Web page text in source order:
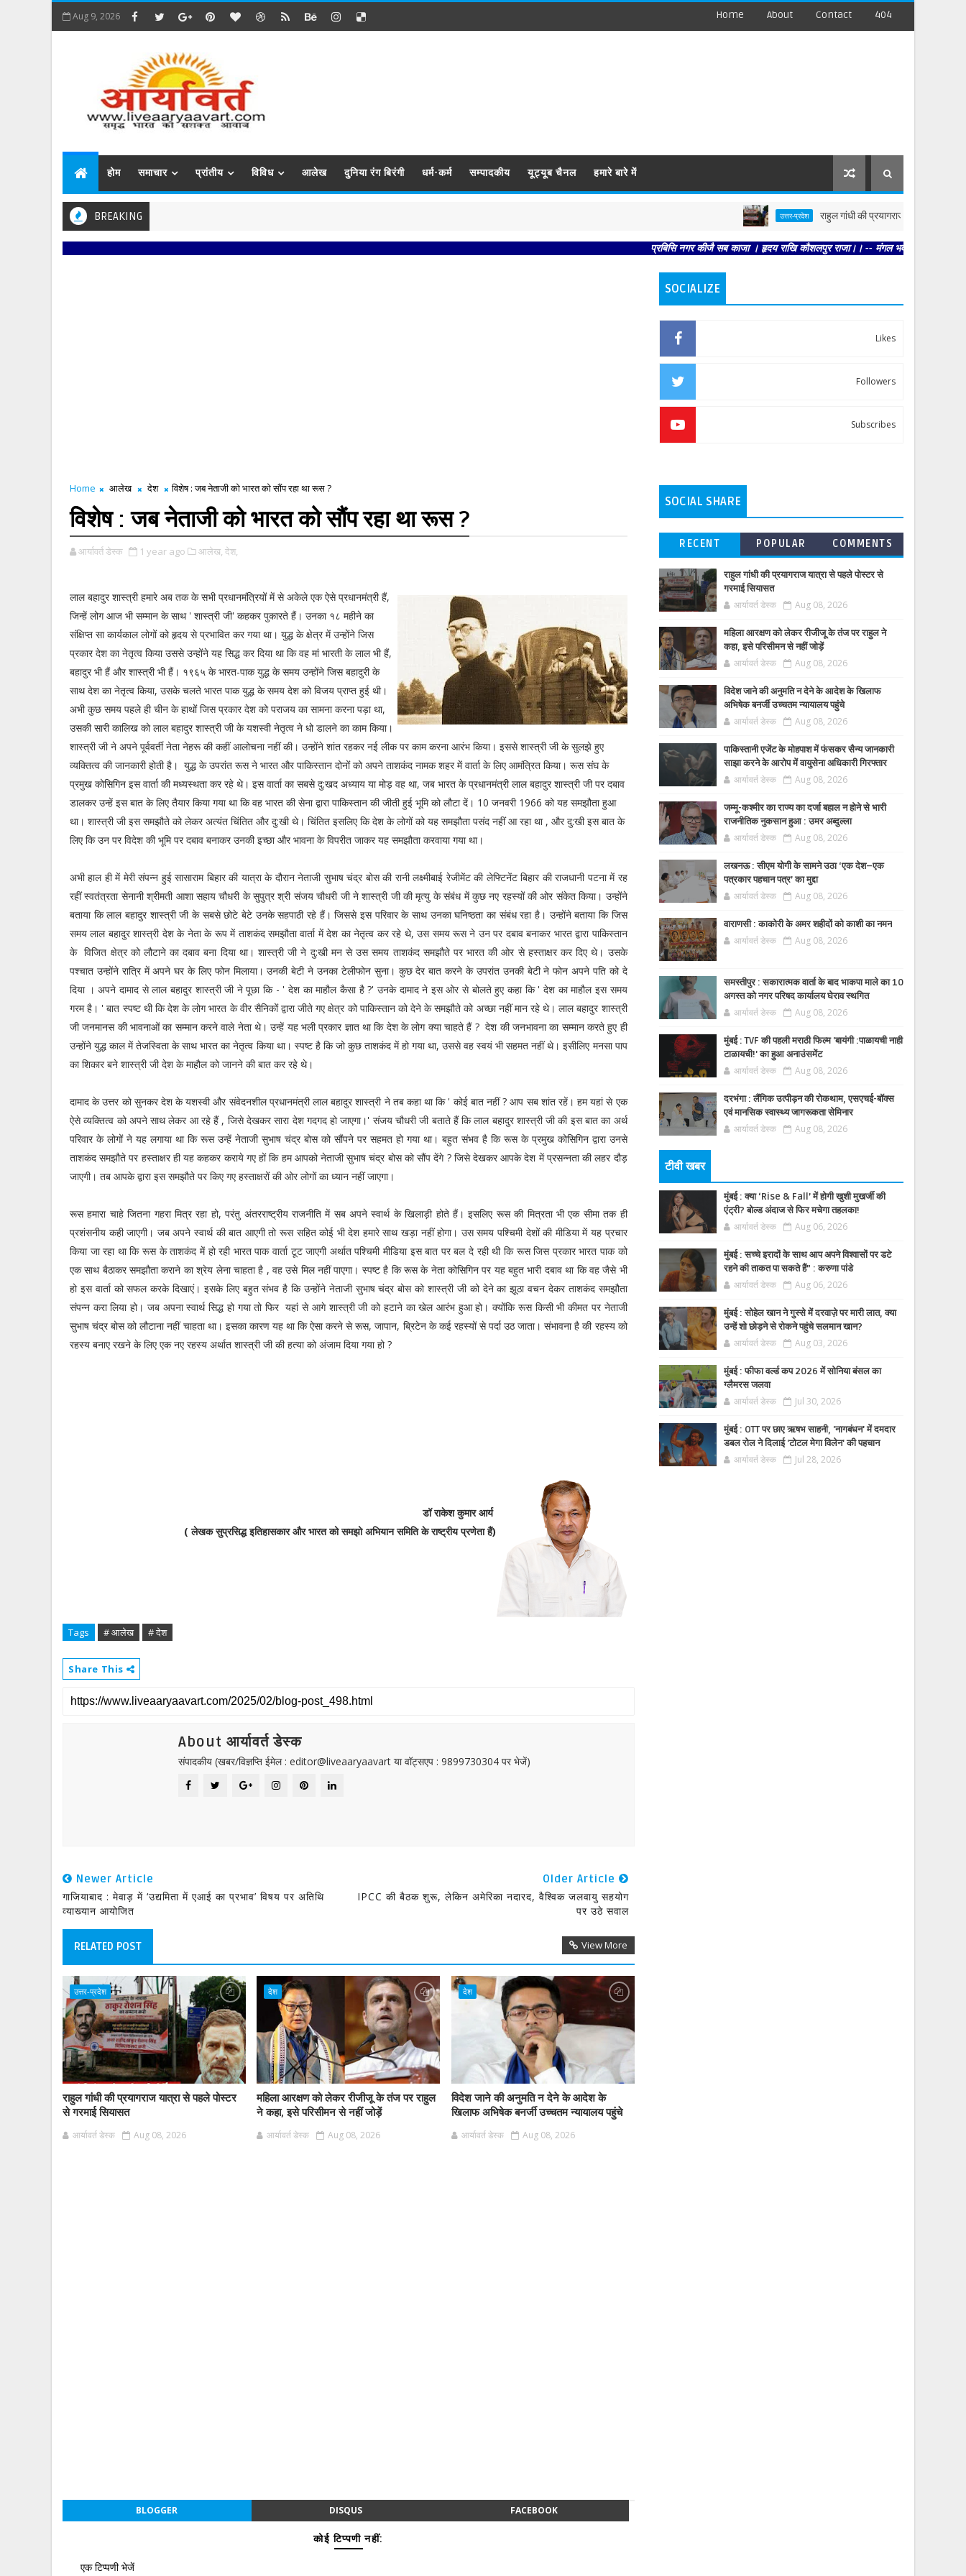
Aug 9, 2026 Home About Contact 404
होम समाचार प्रांतीय विविध आलेख दुनिया रंग बिरंगी धर्म-कर्म सम्पादकीय यूट्यूब चैनल हमारे बारे में
BREAKING उत्तर-प्रदेश राहुल गांधी की प्रयागराज यात्रा से पहले पोस्टर से
प्रबिसि नगर कीजै सब काजा । हृदय राखि कौशलपुर राजा।। -- मंगल भवन अमंगल हारी। द्रवहु
Home आलेख देश विशेष : जब नेताजी को भारत को सौंप रहा था रूस ?
विशेष : जब नेताजी को भारत को सौंप रहा था रूस ?
आर्यावर्त डेस्क 1 year ago आलेख, देश,
लाल बहादुर शास्त्री हमारे अब तक के सभी प्रधानमंत्रियों में से अकेले एक ऐसे प्रधानमंत्री हैं,
जिन्हें लोग आज भी सम्मान के साथ ' शास्त्री जी' कहकर पुकारते हैं। उनका १८ महीने का
संक्षिप्त सा कार्यकाल लोगों को हृदय से प्रभावित कर गया था। युद्ध के क्षेत्र में उन्होंने जिस
प्रकार देश का नेतृत्व किया उससे उन्होंने यह सिद्ध कर दिया था कि वह मां भारती के लाल भी हैं,
बहादुर भी हैं और शास्त्री भी हैं। १९६५ के भारत-पाक युद्ध के समय उन्होंने जिस बहादुरी के
साथ देश का नेतृत्व किया, उसके चलते भारत पाक युद्ध के समय देश को विजय प्राप्त हुई थी।
अभी कुछ समय पहले ही चीन के हाथों जिस प्रकार देश को पराजय का सामना करना पड़ा था,
उसकी सारी कालिख को लाल बहादुर शास्त्री जी के यशस्वी नेतृत्व ने धो डालने का काम किया।
शास्त्री जी ने अपने पूर्ववर्ती नेता नेहरू की कहीं आलोचना नहीं की। उन्होंने शांत रहकर नई लीक पर काम करना आरंभ किया। इससे शास्त्री जी के सुलझे हुए
व्यक्तित्व की जानकारी होती है। युद्ध के उपरांत रूस ने भारत और पाकिस्तान दोनों को अपने ताशकंद नामक शहर में वार्ता के लिए आमंत्रित किया। रूस संघ के
प्रमुख कोसिगिन इस वार्ता की मध्यस्थता कर रहे थे। इस वार्ता का सबसे दु:खद अध्याय या मोड़ वह था, जब भारत के प्रधानमंत्री लाल बहादुर शास्त्री जी पर दबाव
डालकर उन्हें इस बात के लिए तैयार किया गया था कि वह भारत की सेना द्वारा पाकिस्तान की जीती हुई भूमि को लौटा दें। 10 जनवरी 1966 को यह समझौता हुआ
था। शास्त्री जी इस समझौते को लेकर अत्यंत चिंतित और दु:खी थे। चिंतित इसलिए कि देश के लोगों को यह समझौता पसंद नहीं आ रहा था , और दु:खी इस बात के
लिए कि उन पर विदेश की भूमि पर दबाव बनाकर उनकी इच्छा और भावना के विपरीत जाकर यह समझौता करवाया गया था।
अभी हाल ही में मेरी संपन्न हुई सासाराम बिहार की यात्रा के दौरान नेताजी सुभाष चंद्र बोस की रानी लक्ष्मीबाई रेजीमेंट की लेफ्टिनेंट बिहार की राजधानी पटना में रह
रहीं स्वतंत्रता सेनानी श्रीमती आशा सहाय चौधरी के सुपुत्र श्री संजय चौधरी जी ने शास्त्री जी की मृत्यु के संबंध में कुछ नए रहस्यों की ओर संकेत किया। उन्होंने
बताया कि लाल बहादुर शास्त्री जी के सबसे छोटे बेटे उनके सहपाठी रहे हैं। जिससे इस परिवार के साथ उनका घनिष्ठता का संबंध रहा है। उन्होंने बताया कि जिस
समय लाल बहादुर शास्त्री देश के नेता के रूप में ताशकंद समझौता वार्ता में देश का नेतृत्व कर रहे थे, उस समय रूस ने उन पर दबाव बनाकर भारत द्वारा पाकिस्तान
के विजित क्षेत्र को लौटाने का दबाव बना दिया था। शास्त्री जी ने दु:खी मन से उस समय ताशकंद समझौते पर भारत की ओर से हस्ताक्षर कर दिए थे। उसके
पश्चात उन्होंने रात्रि में अपने घर के लिए फोन मिलाया। उनकी बेटी ने उनका टेलीफोन सुना। कुछ देर बात करने के उपरांत उनकी बेटी ने फोन अपने पति को दे
दिया । अपने दामाद से लाल बहादुर शास्त्री जी ने पूछा कि - ' देश का माहौल कैसा है ?' उनके दामाद ने इस ओर से बोलते हुए कहा कि ' देश का माहौल इस समय
गरम है। ' बात स्पष्ट थी कि देश के लोग भारत के वीर सैनिकों द्वारा जीते गए क्षेत्र को पाकिस्तान को देने के समझौते को अच्छा नहीं मान रहे थे। लाल बहादुर शास्त्री
जी जनमानस की भावनाओं का सम्मान करने वाले नेता थे। उन्हें यह भली प्रकार ज्ञात था कि देश के लोग क्या चाहते हैं ? देश की जनभावना का सम्मान करते हुए ही
उन्होंने युद्ध काल में तेजस्विता के साथ भारत का नेतृत्व किया था। स्पष्ट है कि जो कुछ ताशकंद में हो गया था, उससे वह स्वयं भी सहमत नहीं थे। इसीलिए मनसा पाप
का शिकार बने शास्त्री जी देश के माहौल को जानने की बात कर रहे थे।
दामाद के उत्तर को सुनकर देश के यशस्वी और संवेदनशील प्रधानमंत्री लाल बहादुर शास्त्री ने तब कहा था कि ' कोई बात नहीं ? आप सब शांत रहें। हम यहां से एक
ऐसे व्यक्तित्व को अपने साथ लेकर आ रहे हैं , जिसे देखकर सारा देश गदगद हो जाएगा।' संजय चौधरी जी बताते हैं कि लाल बहादुर शास्त्री जी की इस बात का अर्थ
परिवार के लोगों ने यह लगाया था कि रूस उन्हें नेताजी सुभाष चंद्र बोस को सौंपने पर सहमत हो गया था। बहुत संभव है कि रूस के प्रमुख कोसिगिन द्वारा उनसे
ताशकंद समझौते पर हस्ताक्षर ही यह कहकर कराये गए हों कि हम आपको नेताजी सुभाष चंद्र बोस को सौंप देंगे ? जिसे देखकर आपके देश में प्रसन्नता की लहर दौड़
जाएगी। तब आपके द्वारा इस समझौते पर किए गए हस्ताक्षरों की ओर लोगों का ध्यान नहीं जाएगा।
रूस हमारा चाहे जितना गहरा मित्र रहा हो, परंतु अंतरराष्ट्रीय राजनीति में सब अपने स्वार्थ के खिलाड़ी होते हैं। इसलिए रूस की मित्रता भी एक सीमा तक ही
प्रशंसनीय कही जाएगी। जब अपने स्वार्थ की बात आएगी तो रूस सहित कोई भी देश हमारे साथ खड़ा नहीं होगा। उस समय पश्चिमी देशों की मीडिया में यह प्रचार
किया जा रहा था कि रूस के ताशकंद में हो रही भारत पाक वार्ता टूट जाएगी अर्थात पश्चिमी मीडिया इस बात पर बल दे रही थी कि रूस जिस प्रकार भारत पाक को
एक साथ बैठाकर समझौता कराने का श्रेय लेना चाहता है , वह उसे मिल नहीं पाएगा। स्पष्ट है कि रूस के नेता कोसिगिन पर यह बहुत भारी दबाव था कि वह जैसे भी
हो इस वार्ता को सफल करके दिखाएं। इसके लिए बहुत संभव है कि उन्होंने नेताजी सुभाष चंद्र बोस को शास्त्री जी को देने का झूठा वचन देकर ताशकंद समझौता
संपन्न करा लिया हो। जब अपना स्वार्थ सिद्ध हो गया तो फिर यहां से आगे शास्त्री जी को हटाने का खेल आरंभ हुआ हो। क्योंकि रूस किसी भी कीमत पर नेताजी
सुभाष चंद्र बोस को लौटाना नहीं चाहता था। इसका कारण यह था कि ऐसा करने से रूस, जापान, ब्रिटेन के कई रहस्यों से पर्दा उठ जाता। संभावना है की रहस्य को
रहस्य बनाए रखने के लिए एक नए रहस्य अर्थात शास्त्री जी की हत्या को अंजाम दिया गया हो ?
डॉ राकेश कुमार आर्य
( लेखक सुप्रसिद्ध इतिहासकार और भारत को समझो अभियान समिति के राष्ट्रीय प्रणेता हैं)
Tags # आलेख # देश
Share This
About आर्यावर्त डेस्क
संपादकीय (खबर/विज्ञप्ति ईमेल : editor@liveaaryaavart या वॉट्सएप : 9899730304 पर भेजें)
Newer Article
गाजियाबाद : मेवाड़ में ‘उद्यमिता में एआई का प्रभाव’ विषय पर अतिथि
व्याख्यान आयोजित
Older Article
IPCC की बैठक शुरू, लेकिन अमेरिका नदारद, वैश्विक जलवायु सहयोग
पर उठे सवाल
RELATED POST View More
उत्तर-प्रदेश
राहुल गांधी की प्रयागराज यात्रा से पहले पोस्टर
से गरमाई सियासत
आर्यावर्त डेस्क Aug 08, 2026
देश
महिला आरक्षण को लेकर रीजीजू के तंज पर राहुल
ने कहा, इसे परिसीमन से नहीं जोड़ें
आर्यावर्त डेस्क Aug 08, 2026
देश
विदेश जाने की अनुमति न देने के आदेश के
खिलाफ अभिषेक बनर्जी उच्चतम न्यायालय पहुंचे
आर्यावर्त डेस्क Aug 08, 2026
BLOGGER DISQUS FACEBOOK
कोई टिप्पणी नहीं:
एक टिप्पणी भेजें
SOCIALIZE
Likes
Followers
Subscribes
SOCIAL SHARE
RECENT POPULAR COMMENTS
राहुल गांधी की प्रयागराज यात्रा से पहले पोस्टर से
गरमाई सियासत
आर्यावर्त डेस्क Aug 08, 2026
महिला आरक्षण को लेकर रीजीजू के तंज पर राहुल ने
कहा, इसे परिसीमन से नहीं जोड़ें
आर्यावर्त डेस्क Aug 08, 2026
विदेश जाने की अनुमति न देने के आदेश के खिलाफ
अभिषेक बनर्जी उच्चतम न्यायालय पहुंचे
आर्यावर्त डेस्क Aug 08, 2026
पाकिस्तानी एजेंट के मोहपाश में फंसकर सैन्य जानकारी
साझा करने के आरोप में वायुसेना अधिकारी गिरफ्तार
आर्यावर्त डेस्क Aug 08, 2026
जम्मू-कश्मीर का राज्य का दर्जा बहाल न होने से भारी
राजनीतिक नुकसान हुआ : उमर अब्दुल्ला
आर्यावर्त डेस्क Aug 08, 2026
लखनऊ : सीएम योगी के सामने उठा ‘एक देश–एक
पत्रकार पहचान पत्र’ का मुद्दा
आर्यावर्त डेस्क Aug 08, 2026
वाराणसी : काकोरी के अमर शहीदों को काशी का नमन
आर्यावर्त डेस्क Aug 08, 2026
समस्तीपुर : सकारात्मक वार्ता के बाद भाकपा माले का 10
अगस्त को नगर परिषद कार्यालय घेराव स्थगित
आर्यावर्त डेस्क Aug 08, 2026
मुंबई : TVF की पहली मराठी फिल्म 'बायंगी :पाळायची नाही
टाळायची!' का हुआ अनाउंसमेंट
आर्यावर्त डेस्क Aug 08, 2026
दरभंगा : लैंगिक उत्पीड़न की रोकथाम, एसएचई-बॉक्स
एवं मानसिक स्वास्थ्य जागरूकता सेमिनार
आर्यावर्त डेस्क Aug 08, 2026
टीवी खबर
मुंबई : क्या ‘Rise & Fall’ में होगी खुशी मुखर्जी की
एंट्री? बोल्ड अंदाज से फिर मचेगा तहलका!
आर्यावर्त डेस्क Aug 06, 2026
मुंबई : सच्चे इरादों के साथ आप अपने विश्वासों पर डटे
रहने की ताकत पा सकते हैं” : करुणा पांडे
आर्यावर्त डेस्क Aug 06, 2026
मुंबई : सोहेल खान ने गुस्से में दरवाज़े पर मारी लात, क्या
उन्हें शो छोड़ने से रोकने पहुंचे सलमान खान?
आर्यावर्त डेस्क Aug 03, 2026
मुंबई : फीफा वर्ल्ड कप 2026 में सोनिया बंसल का
ग्लैमरस जलवा
आर्यावर्त डेस्क Jul 30, 2026
मुंबई : OTT पर छाए ऋषभ साहनी, 'नागबंधन' में दमदार
डबल रोल ने दिलाई 'टोटल मेगा विलेन' की पहचान
आर्यावर्त डेस्क Jul 28, 2026